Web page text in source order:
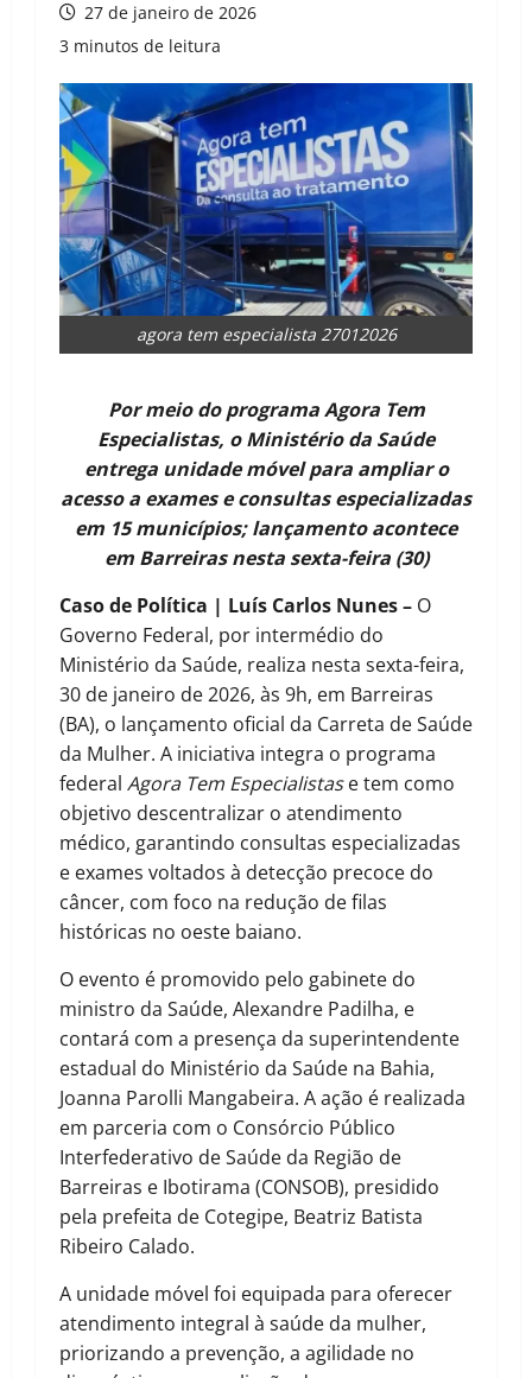
27 de janeiro de 2026
3 minutos de leitura
agora tem especialista 27012026
Por meio do programa Agora Tem
Especialistas, o Ministério da Saúde
entrega unidade móvel para ampliar o
acesso a exames e consultas especializadas
em 15 municípios; lançamento acontece
em Barreiras nesta sexta-feira (30)
Caso de Política | Luís Carlos Nunes – O
Governo Federal, por intermédio do
Ministério da Saúde, realiza nesta sexta-feira,
30 de janeiro de 2026, às 9h, em Barreiras
(BA), o lançamento oficial da Carreta de Saúde
da Mulher. A iniciativa integra o programa
federal Agora Tem Especialistase tem como
objetivo descentralizar o atendimento
médico, garantindo consultas especializadas
e exames voltados à detecção precoce do
câncer, com foco na redução de filas
históricas no oeste baiano.
O evento é promovido pelo gabinete do
ministro da Saúde, Alexandre Padilha, e
contará com a presença da superintendente
estadual do Ministério da Saúde na Bahia,
Joanna Parolli Mangabeira. A ação é realizada
em parceria com o Consórcio Público
Interfederativo de Saúde da Região de
Barreiras e Ibotirama (CONSOB), presidido
pela prefeita de Cotegipe, Beatriz Batista
Ribeiro Calado.
A unidade móvel foi equipada para oferecer
atendimento integral à saúde da mulher,
priorizando a prevenção, a agilidade no